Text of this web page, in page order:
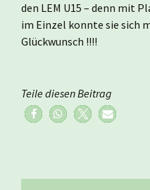
den LEM U15 – denn mit
im Einzel konnte sie sich
Glückwunsch !!!!
Teile diesen Beitrag